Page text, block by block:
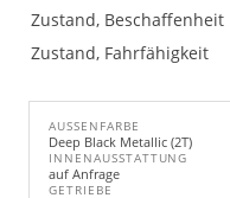
Zustand, Beschaffenheit
Zustand, Fahrfähigkeit
AUSSENFARBE
Deep Black Metallic (2T)
INNENAUSSTATTUNG
auf Anfrage
GETRIEBE